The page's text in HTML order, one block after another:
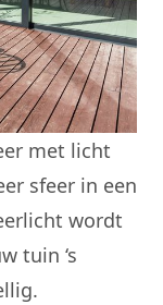
met licht
sfeer in een
wordt
tuin ‘s